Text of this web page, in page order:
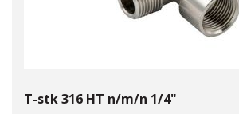
T-stk 316 HT n/m/n 1/4"